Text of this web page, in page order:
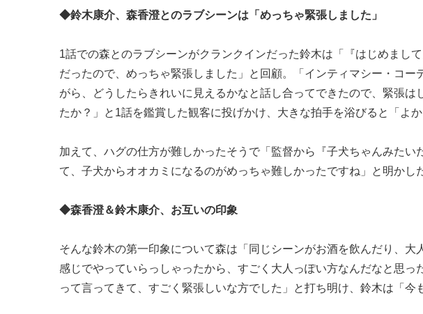
◆鈴木康介、森香澄とのラブシーンは「めっちゃ緊張しました」
1話での森とのラブシーンがクランクインだった鈴木は「『はじめまし
だったので、めっちゃ緊張しました」と回顧。「インティマシー・コ
がら、どうしたらきれいに見えるかなと話し合ってできたので、緊張は
たか？」と1話を鑑賞した観客に投げかけ、大きな拍手を浴びると「よ
加えて、ハグの仕方が難しかったそうで「監督から『子犬ちゃんみた
て、子犬からオオカミになるのがめっちゃ難しかったですね」と明かし
◆森香澄＆鈴木康介、お互いの印象
そんな鈴木の第一印象について森は「同じシーンがお酒を飲んだり、大
感じでやっていらっしゃったから、すごく大人っぽい方なんだなと思っ
って言ってきて、すごく緊張しいな方でした」と打ち明け、鈴木は「今